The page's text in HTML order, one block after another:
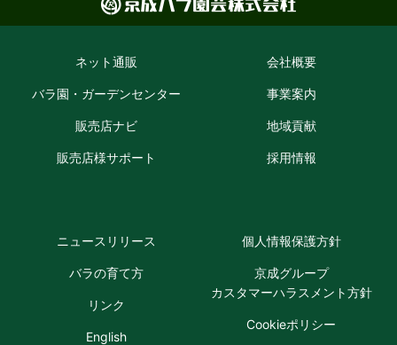
ネット通販
バラ園・ガーデンセンター
販売店ナビ
販売店様サポート
会社概要
事業案内
地域貢献
採用情報
ニュースリリース
バラの育て方
リンク
English
個人情報保護方針
京成グループ
カスタマーハラスメント方針
Cookieポリシー